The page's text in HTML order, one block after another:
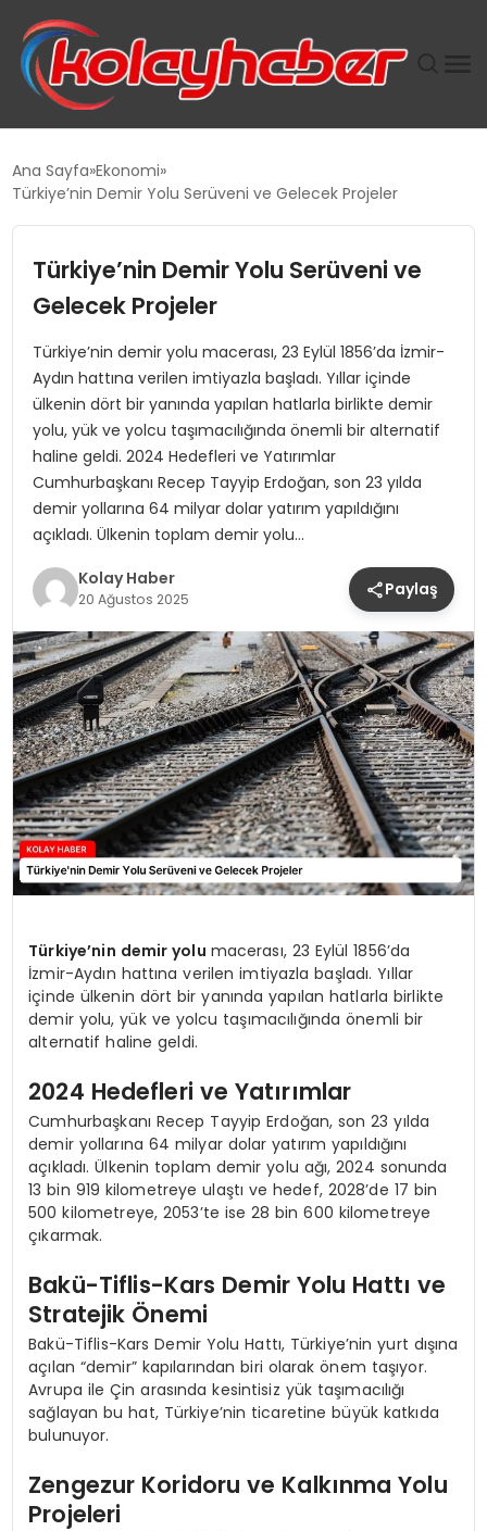
TANYER YAPI ZEMIN MÜHENDISLIĞINDE HEDEF
TOROSLAR’DA PAZAR GERGİNLİĞİ!
Ana Sayfa Ekonomi
Türkiye’nin Demir Yolu Serüveni ve Gelecek Projeler
Türkiye’nin Demir Yolu Serüveni ve
Gelecek Projeler
Türkiye’nin demir yolu macerası, 23 Eylül 1856’da İzmir-
Aydın hattına verilen imtiyazla başladı. Yıllar içinde
ülkenin dört bir yanında yapılan hatlarla birlikte demir
yolu, yük ve yolcu taşımacılığında önemli bir alternatif
haline geldi. 2024 Hedefleri ve Yatırımlar
Cumhurbaşkanı Recep Tayyip Erdoğan, son 23 yılda
demir yollarına 64 milyar dolar yatırım yapıldığını
açıkladı. Ülkenin toplam demir yolu…
Kolay Haber
20 Ağustos 2025 Paylaş
Türkiye’nin demir yolu macerası, 23 Eylül 1856’da
İzmir-Aydın hattına verilen imtiyazla başladı. Yıllar
içinde ülkenin dört bir yanında yapılan hatlarla birlikte
demir yolu, yük ve yolcu taşımacılığında önemli bir
alternatif haline geldi.
2024 Hedefleri ve Yatırımlar
Cumhurbaşkanı Recep Tayyip Erdoğan, son 23 yılda
demir yollarına 64 milyar dolar yatırım yapıldığını
açıkladı. Ülkenin toplam demir yolu ağı, 2024 sonunda
13 bin 919 kilometreye ulaştı ve hedef, 2028’de 17 bin
500 kilometreye, 2053’te ise 28 bin 600 kilometreye
çıkarmak.
Bakü-Tiflis-Kars Demir Yolu Hattı ve
Stratejik Önemi
Bakü-Tiflis-Kars Demir Yolu Hattı, Türkiye’nin yurt dışına
açılan “demir” kapılarından biri olarak önem taşıyor.
Avrupa ile Çin arasında kesintisiz yük taşımacılığı
sağlayan bu hat, Türkiye’nin ticaretine büyük katkıda
bulunuyor.
Zengezur Koridoru ve Kalkınma Yolu
Projeleri